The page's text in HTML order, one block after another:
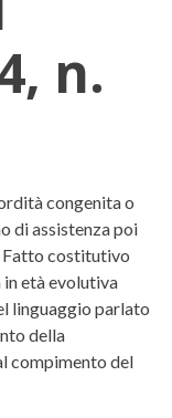
n.
congenita o
di assistenza poi
Fatto costitutivo
età evolutiva
linguaggio parlato
della
compimento del